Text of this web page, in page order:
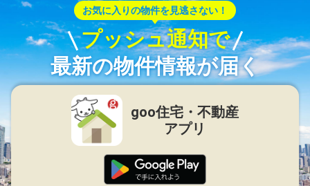
お気に入りの物件を見逃さない！
プッシュ通知で
最新の物件情報が届く
goo住宅・不動産
アプリ